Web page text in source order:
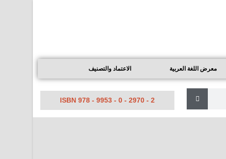
معرض اللغة العربية الاعتماد والتصنيف
ISBN 978 - 9953 - 0 - 2970 - 2